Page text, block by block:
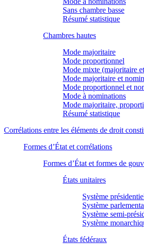
Sans chambre basse
Résumé statistique
Chambres hautes
Mode majoritaire
Mode proportionnel
Mode mixte (majoritaire
Mode majoritaire et
Mode proportionnel et
Mode à nominations
Mode majoritaire,
Résumé statistique
Corrélations entre les éléments de droit
Formes d’État et corrélations
Formes d’État et formes de
États unitaires
Système
Système
Système semi-
Système
États fédéraux